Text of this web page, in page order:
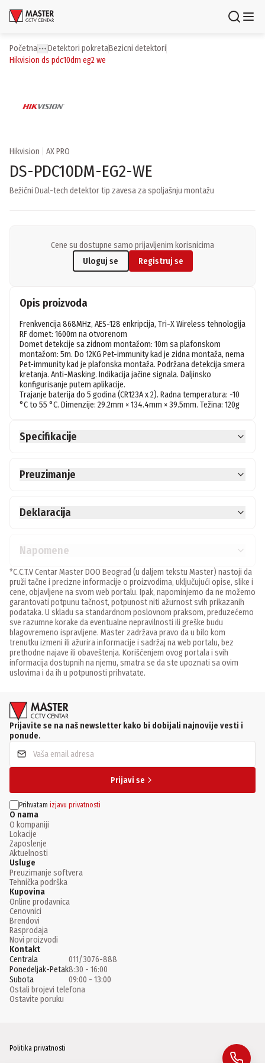
Uloguj se
Brendovi
Usluge i rešenja
O nama
Početna More
Toggle menu
detektori pokreta bezicni detektori
hikvision ds pdc10dm eg2 we
Hikvision AX PRO
DS-PDC10DM-EG2-WE
Bežični Dual-tech detektor tip zavesa za spoljašnju montažu
Cene su dostupne samo prijavljenim korisnicima
Uloguj se
Registruj se
Opis proizvoda
Frenkvencija 868MHz, AES-128 enkripcija, Tri-X Wireless tehnologija
RF domet: 1600m na otvorenom
Domet detekcije sa zidnom montažom: 10m sa plafonskom
montažom: 5m. Do 12KG Pet-immunity kad je zidna montaža, nema
Pet-immunity kad je plafonska montaža. Podržana detekcija smera
kretanja. Anti-Masking. Indikacija jačine signala. Daljinsko
konfigurisanje putem aplikacije.
Trajanje baterija do 5 godina (CR123A x 2). Radna temperatura: -10
°C to 55 °C. Dimenzije: 29.2mm × 134.4mm × 39.5mm. Težina: 120g
Specifikacije
Preuzimanje
Deklaracija
Napomene
*C.C.T.V Centar Master DOO Beograd (u daljem tekstu Master) nastoji da
pruži tačne i precizne informacije o proizvodima, uključujući opise, slike i
cene, objavljene na svom web portalu. Ipak, napominjemo da ne možemo
garantovati potpunu tačnost, potpunost niti ažurnost svih prikazanih
podataka. U skladu sa standardnom poslovnom praksom, preduzećemo
sve razumne korake da eventualne nepravilnosti ili greške budu
blagovremeno ispravljene. Master zadržava pravo da u bilo kom
trenutku izmeni ili ažurira informacije i sadržaj na web portalu, bez
prethodne najave ili obaveštenja. Korišćenjem ovog portala i svih
informacija dostupnih na njemu, smatra se da ste upoznati sa ovim
uslovima i da ih u potpunosti prihvatate.
Prijavite se na naš newsletter kako bi dobijali najnovije vesti i
ponude.
Prijavi se
Prihvatam izjavu privatnosti
O nama
O kompaniji
Lokacije
Zaposlenje
Aktuelnosti
Usluge
Preuzimanje softvera
Tehnička podrška
Kupovina
Online prodavnica
Cenovnici
Brendovi
Rasprodaja
Novi proizvodi
Kontakt
Centrala
011/3076-888
Ponedeljak-Petak8:30 - 16:00
Subota
09:00 - 13:00
Ostali brojevi telefona
Ostavite poruku
Politika privatnosti